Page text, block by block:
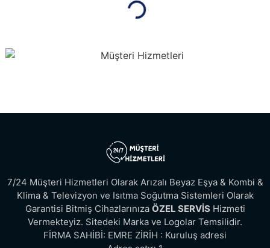
7/24 Müşteri Hizmetleri Olarak Arızalı Beyaz Eşya & Kombi &
Klima & Televizyon ve Isıtma Soğutma Sistemleri Olarak
Garantisi Bitmiş Cihazlarınıza ÖZEL SERVİSHizmeti
Vermekteyiz. Sitedeki Marka ve Logolar Temsilidir.
FİRMA SAHİBİ: EMRE ZİRİH : Kuruluş adresi